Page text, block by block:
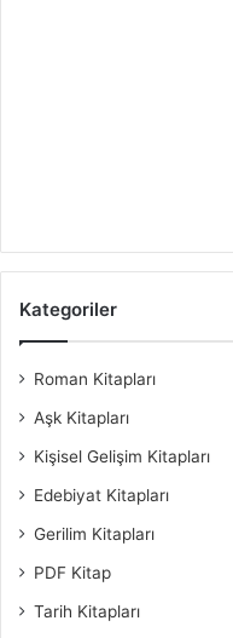
Kategoriler
Roman Kitapları
Aşk Kitapları
Kişisel Gelişim Kitapları
Edebiyat Kitapları
Gerilim Kitapları
PDF Kitap
Tarih Kitapları